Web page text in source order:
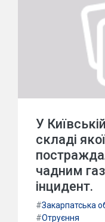
У
складі
чадним
інцидент.
#Закарпатська
#Отруєння